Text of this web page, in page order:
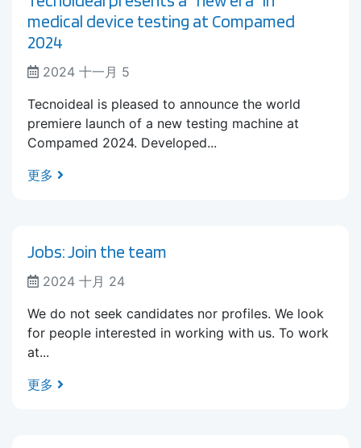
medical device testing at Compamed
2024
2024 十一月 5
Tecnoideal is pleased to announce the world
premiere launch of a new testing machine at
Compamed 2024. Developed...
更多
Jobs: Join the team
2024 十月 24
We do not seek candidates nor profiles. We look
for people interested in working with us. To work
at...
更多